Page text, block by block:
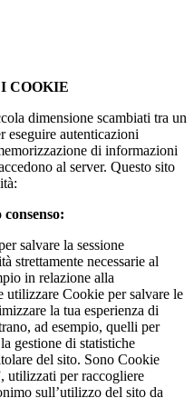
COOKIE
dimensione scambiati tra un
eseguire autenticazioni
di informazioni
al server. Questo sito
salvare la sessione
strettamente necessarie al
in relazione alla
Cookie per salvare le
la tua esperienza di
ad esempio, quelli per
gestione di statistiche
del sito. Sono Cookie
utilizzati per raccogliere
sull’utilizzo del sito da